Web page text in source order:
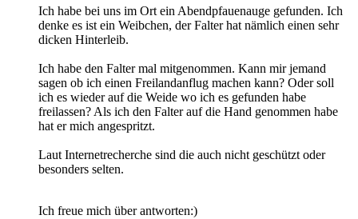
Ich habe bei uns im Ort ein Abendpfauenauge gefunden. Ich
denke es ist ein Weibchen, der Falter hat nämlich einen sehr
dicken Hinterleib.
Ich habe den Falter mal mitgenommen. Kann mir jemand
sagen ob ich einen Freilandanflug machen kann? Oder soll
ich es wieder auf die Weide wo ich es gefunden habe
freilassen? Als ich den Falter auf die Hand genommen habe
hat er mich angespritzt.
Laut Internetrecherche sind die auch nicht geschützt oder
besonders selten.
Ich freue mich über antworten:)